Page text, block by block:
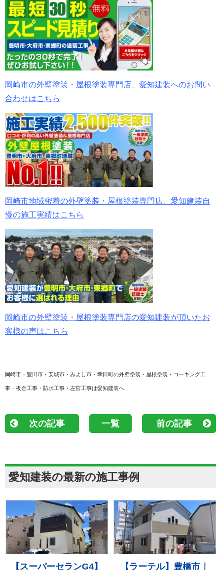
岡崎市の外壁塗装・屋根塗装専門店、愛知建装へのお問い
合わせはこちら
岡崎市地域密着の外壁塗装・屋根塗装専門店、愛知建装自
慢の施工実績はこちら
岡崎市の外壁塗装・屋根塗装専門店の愛知建装が頂いたお
客様の声はこちら
岡崎市・豊田市・安城市・みよし市・幸田町の外壁塗装・屋根塗装・コーキング工
事・板金工事・防水工事・左官工事は愛知建装へ
次の記事 一覧 前の記事
愛知建装の最新の施工事例
【スーパーセランG4】 【ラーテル】豊橋市｜